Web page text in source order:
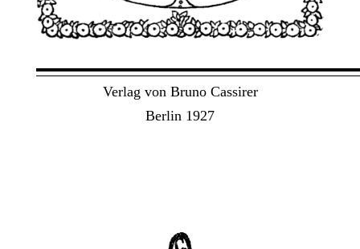
Verlag von Bruno Cassirer
Berlin 1927